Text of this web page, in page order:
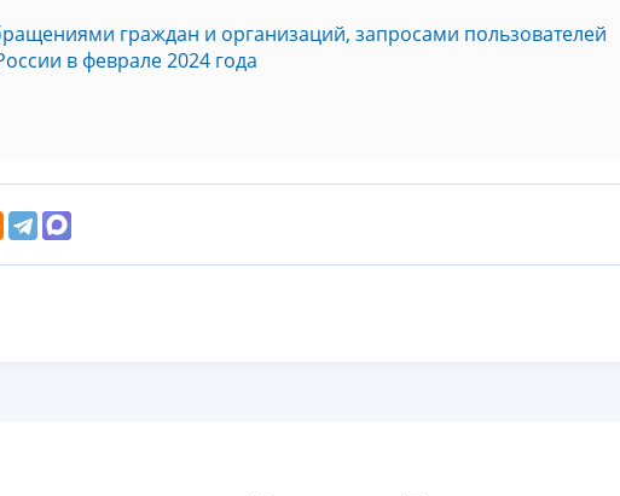
граждан и организаций, запросами пользователей
в феврале 2024 года